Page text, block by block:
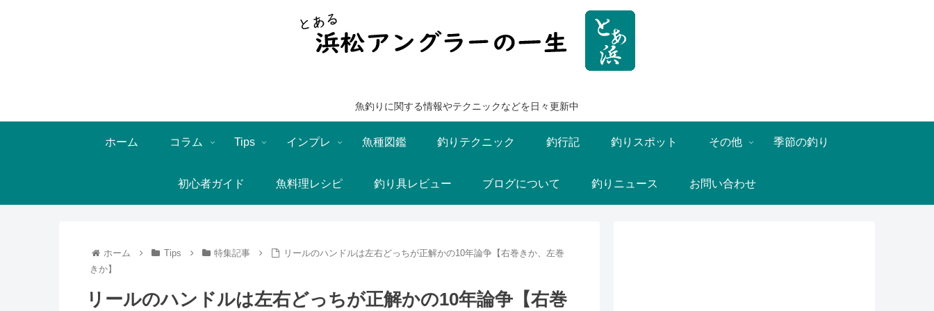
魚釣りに関する情報やテクニックなどを日々更新中
ホーム コラム Tips インプレ 魚種図鑑 釣りテクニック 釣行記 釣りスポット その他 季節の釣り
初心者ガイド 魚料理レシピ 釣り具レビュー ブログについて 釣りニュース お問い合わせ
ホーム Tips 特集記事
リールのハンドルは左右どっちが正解かの10年論争【右巻きか、左巻
きか】
リールのハンドルは左右どっちが正解かの10年論争【右巻